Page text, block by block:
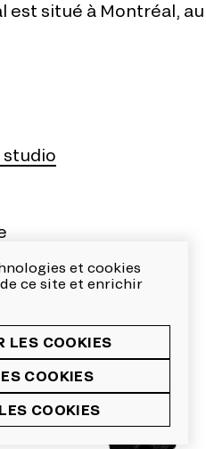
et cookies
ce site et enrichir
LES COOKIES
COOKIES
COOKIES
est situé à Montréal, au
studio